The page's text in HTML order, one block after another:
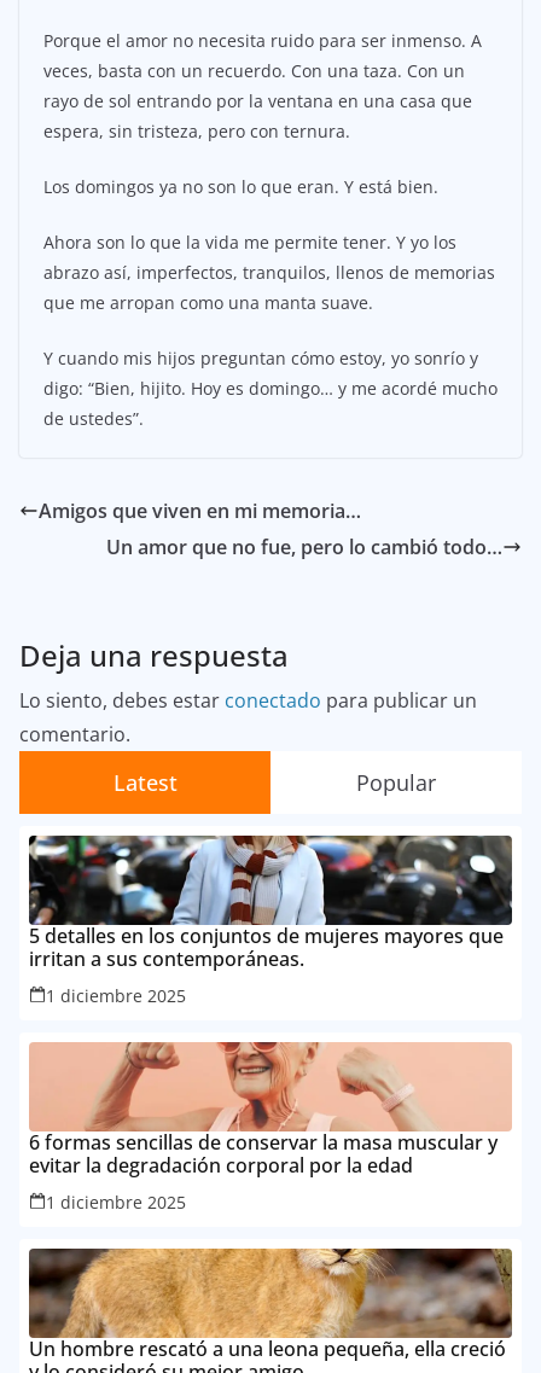
Porque el amor no necesita ruido para ser inmenso. A
veces, basta con un recuerdo. Con una taza. Con un
rayo de sol entrando por la ventana en una casa que
espera, sin tristeza, pero con ternura.
Los domingos ya no son lo que eran. Y está bien.
Ahora son lo que la vida me permite tener. Y yo los
abrazo así, imperfectos, tranquilos, llenos de memorias
que me arropan como una manta suave.
Y cuando mis hijos preguntan cómo estoy, yo sonrío y
digo: “Bien, hijito. Hoy es domingo… y me acordé mucho
de ustedes”.
Amigos que viven en mi memoria…
Un amor que no fue, pero lo cambió todo…
Deja una respuesta
Lo siento, debes estar conectado para publicar un
comentario.
Latest Popular
5 detalles en los conjuntos de mujeres mayores que
irritan a sus contemporáneas.
1 diciembre 2025
6 formas sencillas de conservar la masa muscular y
evitar la degradación corporal por la edad
1 diciembre 2025
Un hombre rescató a una leona pequeña, ella creció